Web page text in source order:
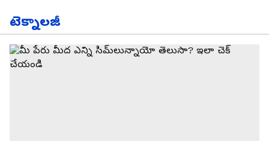
టెక్నాలజీ